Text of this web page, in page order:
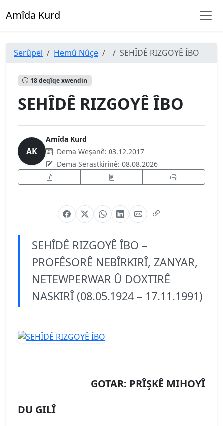
Amîda Kurd
Serûpel Hemû Nûçe SEHÎDÊ RIZGOYÊ ÎBO
18 deqîqe xwendin
SEHÎDÊ RIZGOYÊ ÎBO
AK
Amîda Kurd
Dema Weşanê: 03.12.2017
Dema Serastkirinê: 08.08.2026
SEHÎDÊ RIZGOYÊ ÎBO –
PROFÊSORÊ NEBÎRKIRÎ, ZANYAR,
NETEWPERWAR Û DOXTIRÊ
NASKIRÎ (08.05.1924 – 17.11.1991)
GOTAR: PRÎŞKÊ MIHOYÎ
DU GILÎ